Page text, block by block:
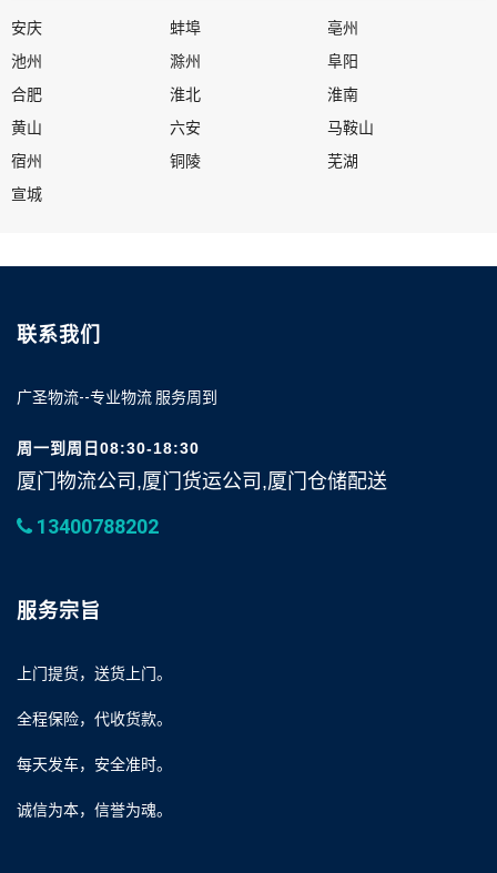
安庆 蚌埠
亳州
池州
滁州
阜阳
合肥
淮北
淮南
黄山
六安
马鞍山
宿州
铜陵
芜湖
宣城
联系我们
广圣物流--专业物流 服务周到
周一到周日08:30-18:30
厦门物流公司,厦门货运公司,厦门仓储配送
13400788202
服务宗旨
上门提货，送货上门。
全程保险，代收货款。
每天发车，安全准时。
诚信为本，信誉为魂。